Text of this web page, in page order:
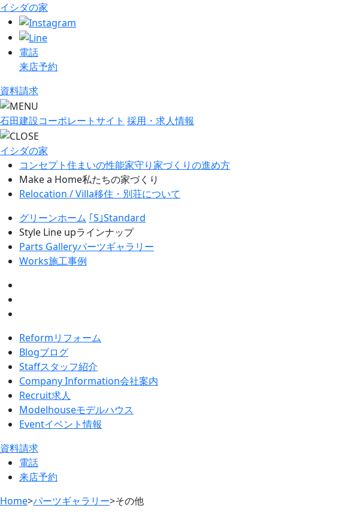
イシダの家
電話
来店予約
資料請求
石田建設コーポレートサイト 採用・求人情報
イシダの家
コンセプト住まいの性能家守り家づくりの進め方
Make a Home私たちの家づくり
Relocation / Villa移住・別荘について
グリーンホーム ｢S｣Standard
Style Line upラインナップ
Parts Galleryパーツギャラリー
Works施工事例
Reformリフォーム
Blogブログ
Staffスタッフ紹介
Company Information会社案内
Recruit求人
Modelhouseモデルハウス
Eventイベント情報
資料請求
電話
来店予約
Home>パーツギャラリー>その他